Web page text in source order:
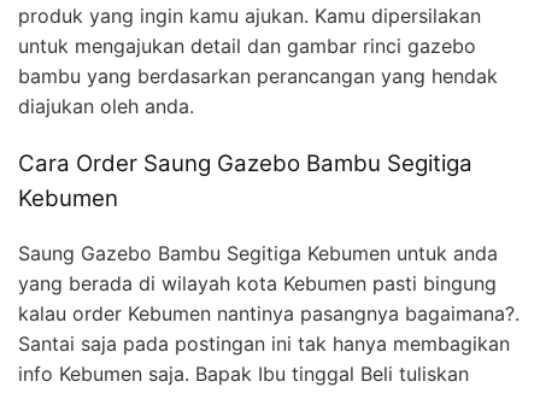
produk yang ingin kamu ajukan. Kamu dipersilakan
untuk mengajukan detail dan gambar rinci gazebo
bambu yang berdasarkan perancangan yang hendak
diajukan oleh anda.
Cara Order Saung Gazebo Bambu Segitiga
Kebumen
Saung Gazebo Bambu Segitiga Kebumen untuk anda
yang berada di wilayah kota Kebumen pasti bingung
kalau order Kebumen nantinya pasangnya bagaimana?.
Santai saja pada postingan ini tak hanya membagikan
info Kebumen saja. Bapak Ibu tinggal Beli tuliskan